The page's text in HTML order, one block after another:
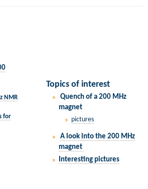
NMR
for
Topics of interest
Quench of a 200 MHz
magnet
pictures
A look into the 200 MHz
magnet
Interesting pictures